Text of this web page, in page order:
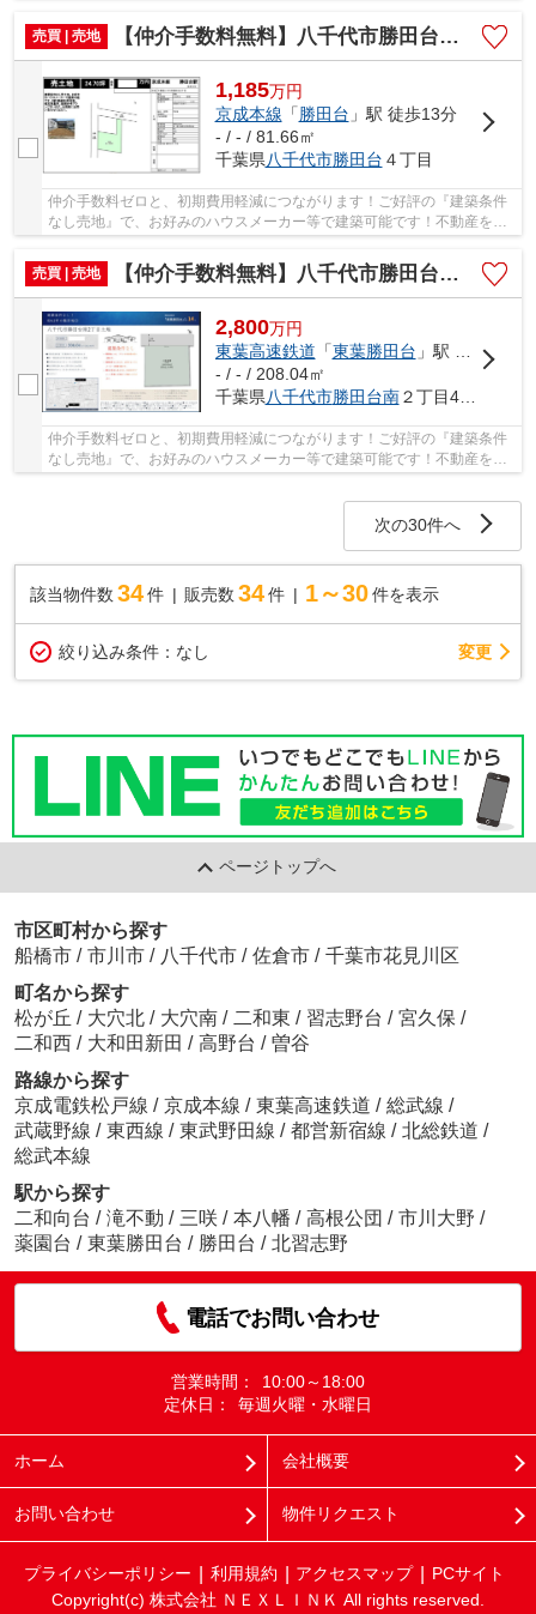
売買 | 売地
【仲介手数料無料】八千代市勝田台 建築条件なし売地
1,185万円
京成本線 「 勝田台 」駅 徒歩13分
- / - / 81.66㎡
千葉県八千代市勝田台 ４丁目
仲介手数料ゼロと、初期費用軽減につながります！ご好評の『建築条件
なし売地』で、お好みのハウスメーカー等で建築可能です！不動産を探
売買 | 売地
【仲介手数料無料】八千代市勝田台南 建築条件なし売地
2,800万円
東葉高速鉄道 「東葉勝田台 」駅 徒歩14分
- / - / 208.04㎡
千葉県八千代市勝田台南２丁目4-15
仲介手数料ゼロと、初期費用軽減につながります！ご好評の『建築条件
なし売地』で、お好みのハウスメーカー等で建築可能です！不動産を探
次の30件へ
該当物件数 34件 販売数 34 件 1～30 件を表示
絞り込み条件： なし 変更
ページトップへ
市区町村から探す
船橋市 / 市川市 / 八千代市 / 佐倉市 / 千葉市花見川区
町名から探す
松が丘 / 大穴北 / 大穴南 / 二和東 / 習志野台 / 宮久保 /
二和西 / 大和田新田 / 高野台 / 曽谷
路線から探す
京成電鉄松戸線 / 京成本線 / 東葉高速鉄道 / 総武線 /
武蔵野線 / 東西線 / 東武野田線 / 都営新宿線 / 北総鉄道 /
総武本線
駅から探す
二和向台 / 滝不動 / 三咲 / 本八幡 / 高根公団 / 市川大野 /
薬園台 / 東葉勝田台 / 勝田台 / 北習志野
電話でお問い合わせ
営業時間：
10:00～18:00
定休日：
毎週火曜・水曜日
ホーム 会社概要
お問い合わせ 物件リクエスト
プライバシーポリシー 利用規約 アクセスマップ
PCサイト
Copyright(c) 株式会社 ＮＥＸＬＩＮＫ All rights reserved.